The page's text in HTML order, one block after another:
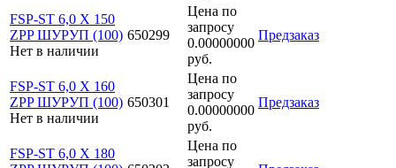
FSP-ST 6,0 X 150
ZPP ШУРУП (100)
Нет в наличии
650299
Цена по
запросу
0.00000000
руб.
Предзаказ
FSP-ST 6,0 X 160
ZPP ШУРУП (100)
Нет в наличии
650301
Цена по
запросу
0.00000000
руб.
Предзаказ
FSP-ST 6,0 X 180
Цена по
запросу